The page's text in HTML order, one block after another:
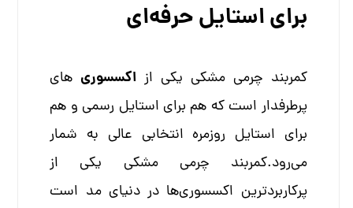
برای استایل حرفه‌ای
کمربند چرمی مشکی یکی از اکسسوری‌ های
پرطرفدار است که هم برای استایل رسمی و هم
برای استایل روزمره انتخابی عالی به شمار
می‌رود.کمربند چرمی مشکی یکی از
پرکاربردترین اکسسوری‌ها در دنیای مد است